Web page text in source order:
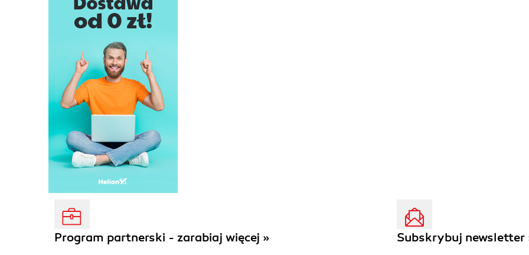
Program partnerski - zarabiaj więcej » Subskrybuj newsletter